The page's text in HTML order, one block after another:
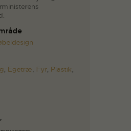
, Egetræ, Fyr, Plastik,